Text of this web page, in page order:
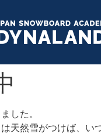
した。
天然雪がつけば、い